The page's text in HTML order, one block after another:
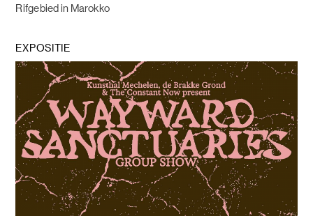
Rifgebied in Marokko
EXPOSITIE